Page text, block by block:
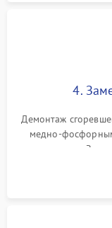
4.
Демонтаж
медно-
осушителя.
сломанных